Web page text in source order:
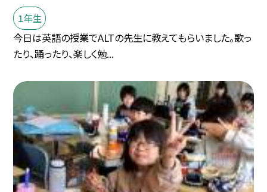
１年生
今日は英語の授業でALTの先生に教えてもらいました。歌っ
たり、踊ったり、楽しく勉...